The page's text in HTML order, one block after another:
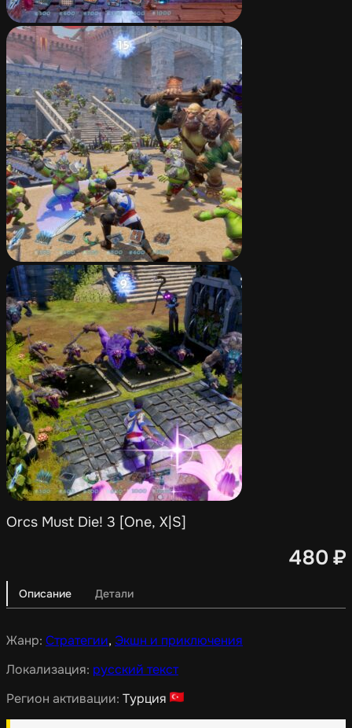
Orcs Must Die! 3 [One, X|S]
480 ₽
Описание Детали
Жанр: Стратегии, Экшн и приключения
Локализация: русский текст
Регион активации: Турция